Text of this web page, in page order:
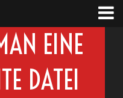
EINE
DATEI